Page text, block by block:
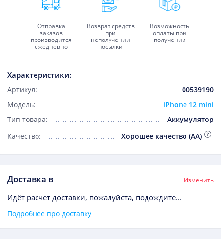
Характеристики:
Артикул:
00539190
Модель:
iPhone 12 mini
Тип товара:
Аккумулятор
Качество:
Хорошее качество (AA)
Доставка в Изменить
Идёт расчет доставки, пожалуйста, подождите...
Подробнее про доставку
Отправка
заказов
производится
ежедневно
Возврат средств
при
неполучении
посылки
Возможность
оплаты при
получении